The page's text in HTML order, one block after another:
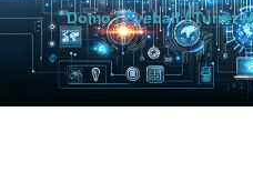
Domo / Eyeball / Turret